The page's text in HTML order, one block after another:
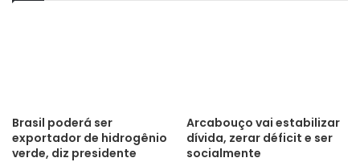
Brasil poderá ser
exportador de hidrogênio
verde, diz presidente